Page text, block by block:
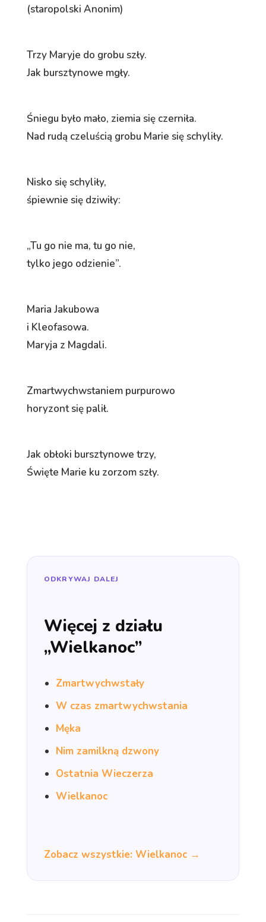
(staropolski Anonim)
Trzy Maryje do grobu szły.
Jak bursztynowe mgły.
Śniegu było mało, ziemia się czerniła.
Nad rudą czeluścią grobu Marie się schyliły.
Nisko się schyliły,
śpiewnie się dziwiły:
„Tu go nie ma, tu go nie,
tylko jego odzienie”.
Maria Jakubowa
i Kleofasowa.
Maryja z Magdali.
Zmartwychwstaniem purpurowo
horyzont się palił.
Jak obłoki bursztynowe trzy,
Święte Marie ku zorzom szły.
ODKRYWAJ DALEJ
Więcej z działu
„Wielkanoc”
Zmartwychwstały
W czas zmartwychwstania
Męka
Nim zamilkną dzwony
Ostatnia Wieczerza
Wielkanoc
Zobacz wszystkie: Wielkanoc →